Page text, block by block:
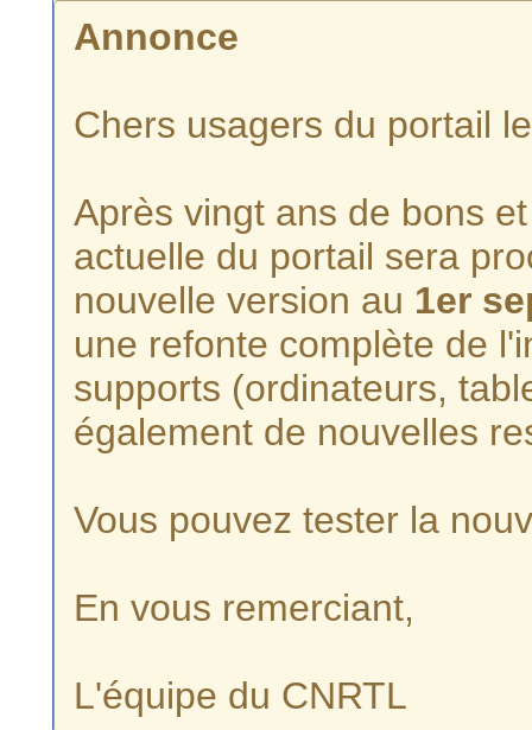
Annonce
Chers usagers du portail
Après vingt ans de bons
actuelle du portail sera
nouvelle version au 1er
une refonte complète de
supports (ordinateurs,
également de nouvelles
Vous pouvez tester la
En vous remerciant,
L'équipe du CNRTL